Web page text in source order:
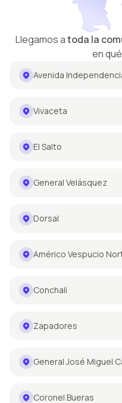
Llegamos atoda la
en
Avenida
Vivaceta
El Salto
General Velásquez
Dorsal
Américo Vespucio
Conchalí
Zapadores
General José Miguel
Coronel Bueras